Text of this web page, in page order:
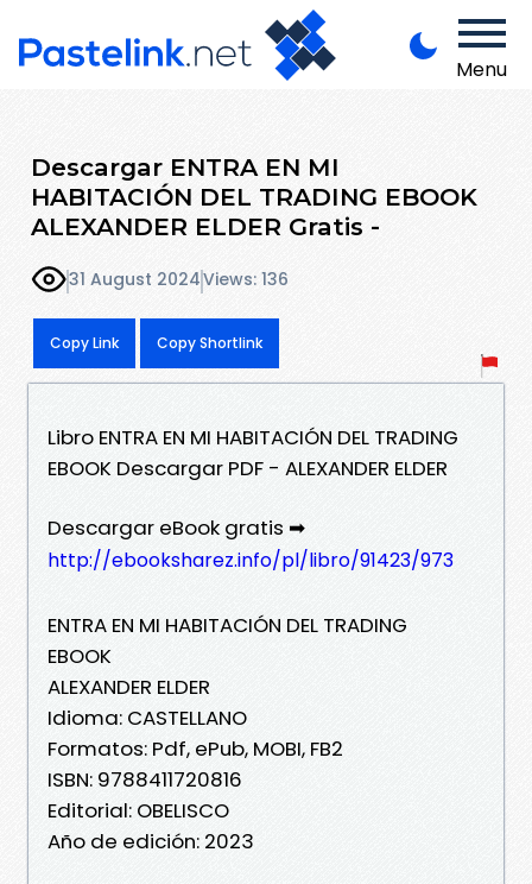
Menu
Descargar ENTRA EN MI
HABITACIÓN DEL TRADING EBOOK
ALEXANDER ELDER Gratis -
31 August 2024Views: 136
Copy Link Copy Shortlink
Libro ENTRA EN MI HABITACIÓN DEL TRADING
EBOOK Descargar PDF - ALEXANDER ELDER
Descargar eBook gratis ➡
http://ebooksharez.info/pl/libro/91423/973
ENTRA EN MI HABITACIÓN DEL TRADING
EBOOK
ALEXANDER ELDER
Idioma: CASTELLANO
Formatos: Pdf, ePub, MOBI, FB2
ISBN: 9788411720816
Editorial: OBELISCO
Año de edición: 2023